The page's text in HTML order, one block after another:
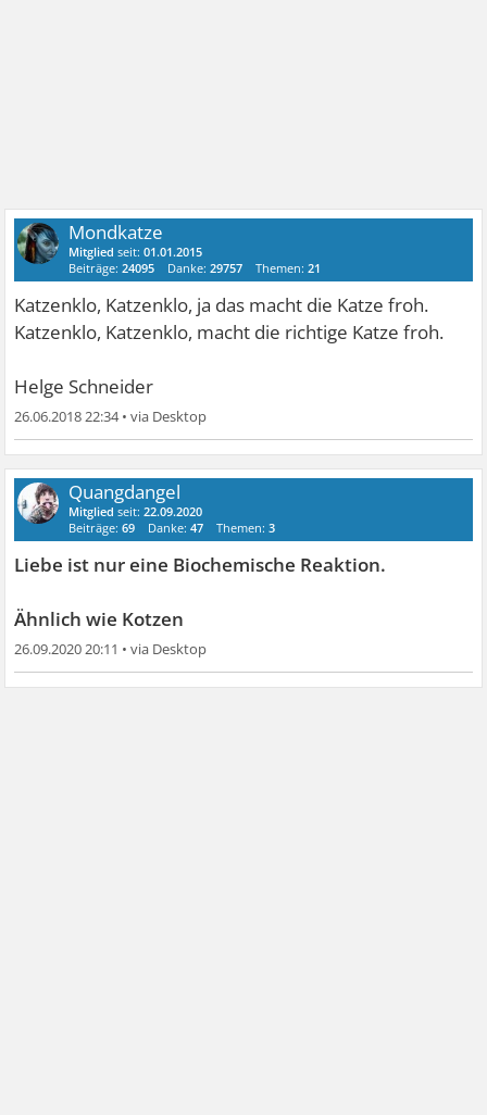
Mondkatze
Mitglied seit:01.01.2015
Beiträge:24095 Danke:29757 Themen:21
Katzenklo, Katzenklo, ja das macht die Katze froh.
Katzenklo, Katzenklo, macht die richtige Katze froh.
Helge Schneider
26.06.2018 22:34•
Quangdangel
Mitglied seit:22.09.2020
Beiträge:69 Danke:47 Themen:3
Liebe ist nur eine Biochemische Reaktion.
Ähnlich wie Kotzen
26.09.2020 20:11 •